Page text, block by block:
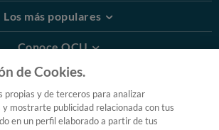
Los más populares
Conoce OCU
Más Información
© 2026 OCU
de contratación de OCU
de Cookies.
propias y de terceros para analizar
mostrarte publicidad relacionada con tus
en un perfil elaborado a partir de tus